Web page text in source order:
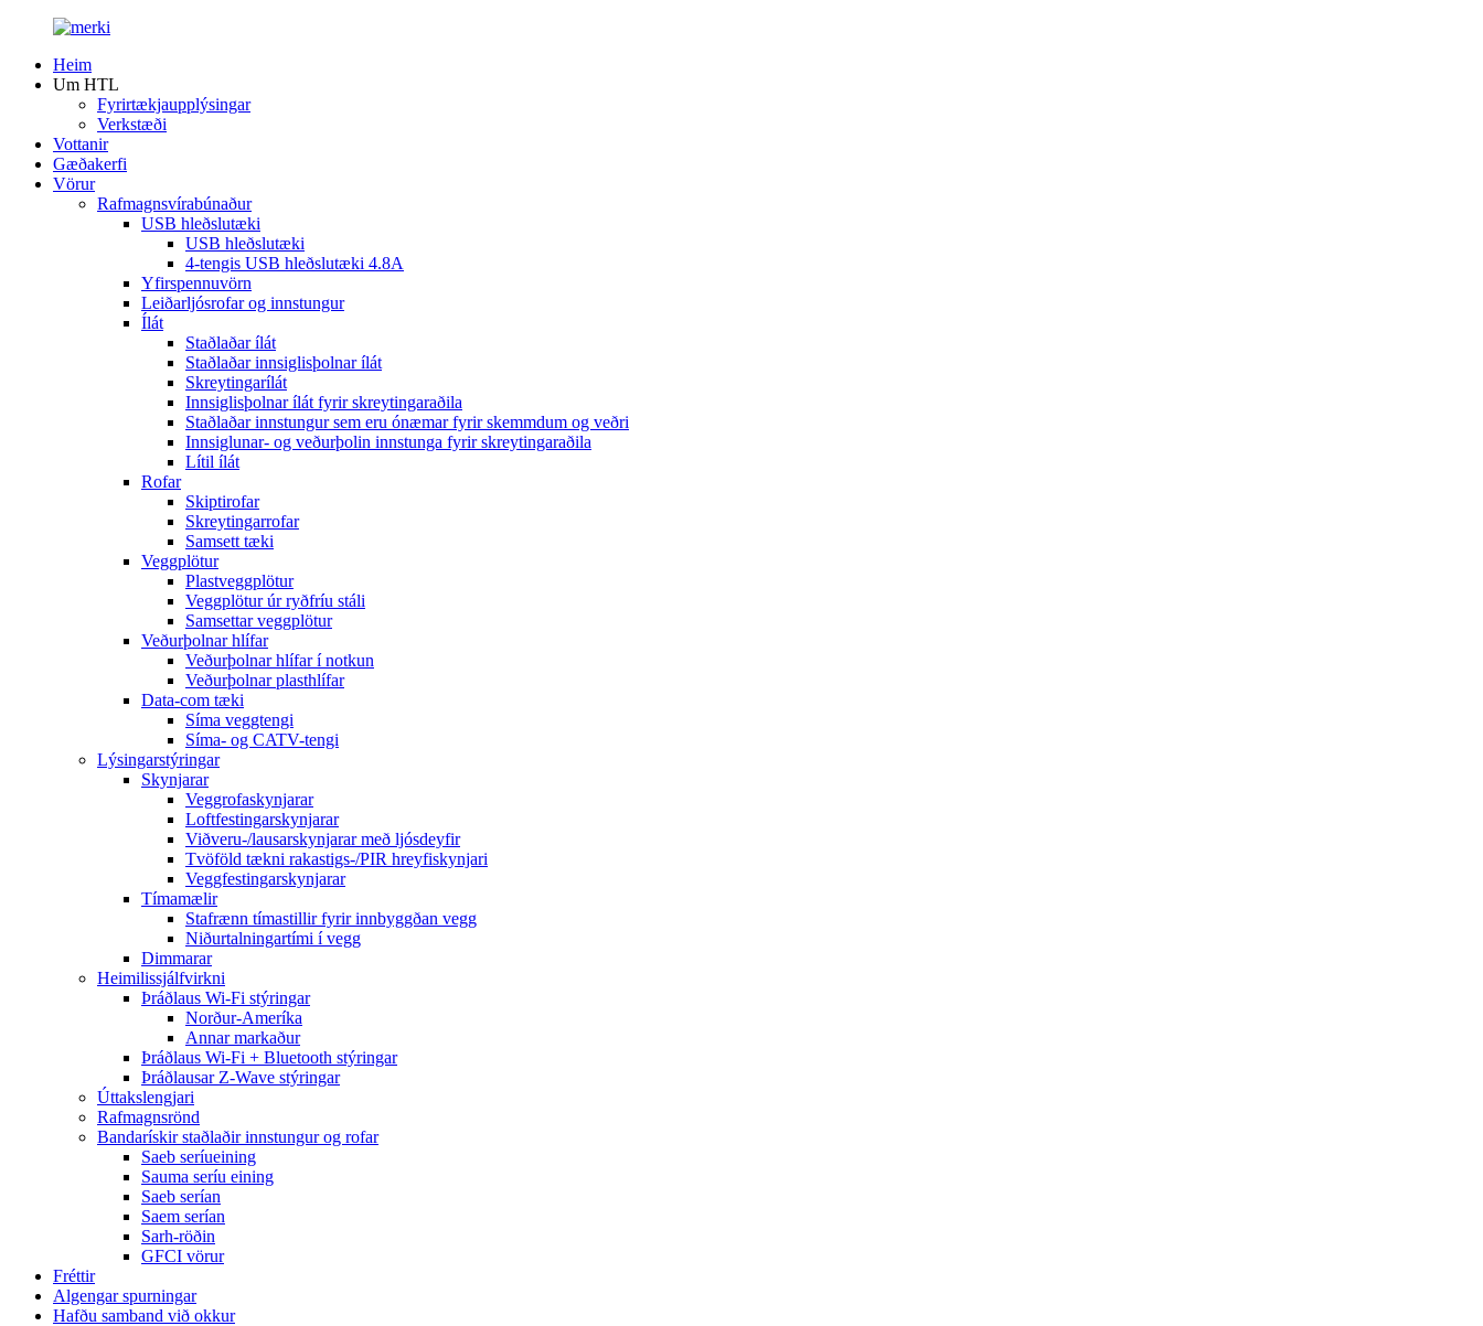
Heim
Um HTL
Fyrirtækjaupplýsingar
Verkstæði
Vottanir
Gæðakerfi
Vörur
Rafmagnsvírabúnaður
USB hleðslutæki
USB hleðslutæki
4-tengis USB hleðslutæki 4.8A
Yfirspennuvörn
Leiðarljósrofar og innstungur
Ílát
Staðlaðar ílát
Staðlaðar innsiglisþolnar ílát
Skreytingarílát
Innsiglisþolnar ílát fyrir skreytingaraðila
Staðlaðar innstungur sem eru ónæmar fyrir skemmdum og veðri
Innsiglunar- og veðurþolin innstunga fyrir skreytingaraðila
Lítil ílát
Rofar
Skiptirofar
Skreytingarrofar
Samsett tæki
Veggplötur
Plastveggplötur
Veggplötur úr ryðfríu stáli
Samsettar veggplötur
Veðurþolnar hlífar
Veðurþolnar hlífar í notkun
Veðurþolnar plasthlífar
Data-com tæki
Síma veggtengi
Síma- og CATV-tengi
Lýsingarstýringar
Skynjarar
Veggrofaskynjarar
Loftfestingarskynjarar
Viðveru-/lausarskynjarar með ljósdeyfir
Tvöföld tækni rakastigs-/PIR hreyfiskynjari
Veggfestingarskynjarar
Tímamælir
Stafrænn tímastillir fyrir innbyggðan vegg
Niðurtalningartími í vegg
Dimmarar
Heimilissjálfvirkni
Þráðlaus Wi-Fi stýringar
Norður-Ameríka
Annar markaður
Þráðlaus Wi-Fi + Bluetooth stýringar
Þráðlausar Z-Wave stýringar
Úttakslengjari
Rafmagnsrönd
Bandarískir staðlaðir innstungur og rofar
Saeb seríueining
Sauma seríu eining
Saeb serían
Saem serían
Sarh-röðin
GFCI vörur
Fréttir
Algengar spurningar
Hafðu samband við okkur